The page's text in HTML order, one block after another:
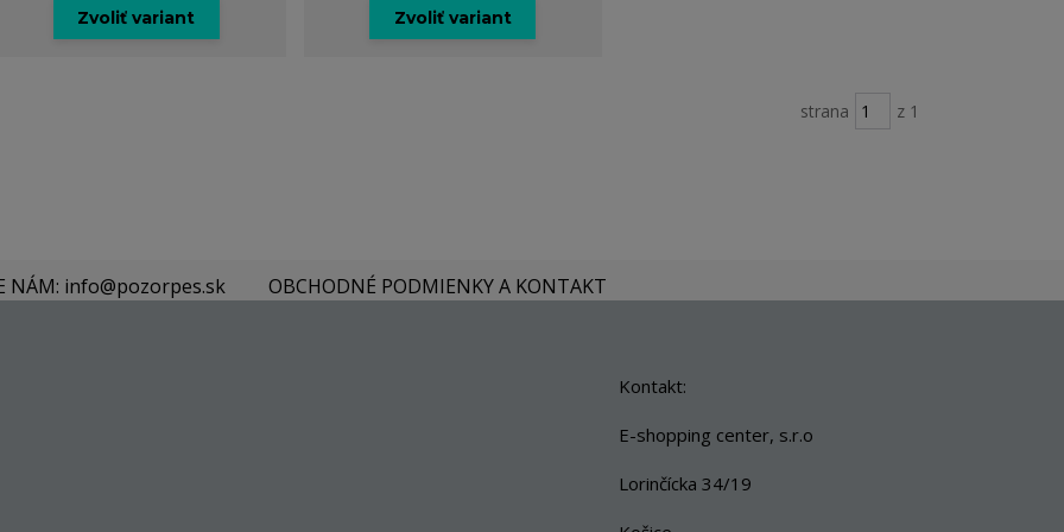
Zvoliť variant Zvoliť variant
strana z 1
NÁM: info@pozorpes.sk OBCHODNÉ PODMIENKY A KONTAKT
Kontakt:
E-shopping center, s.r.o
Lorinčícka 34/19